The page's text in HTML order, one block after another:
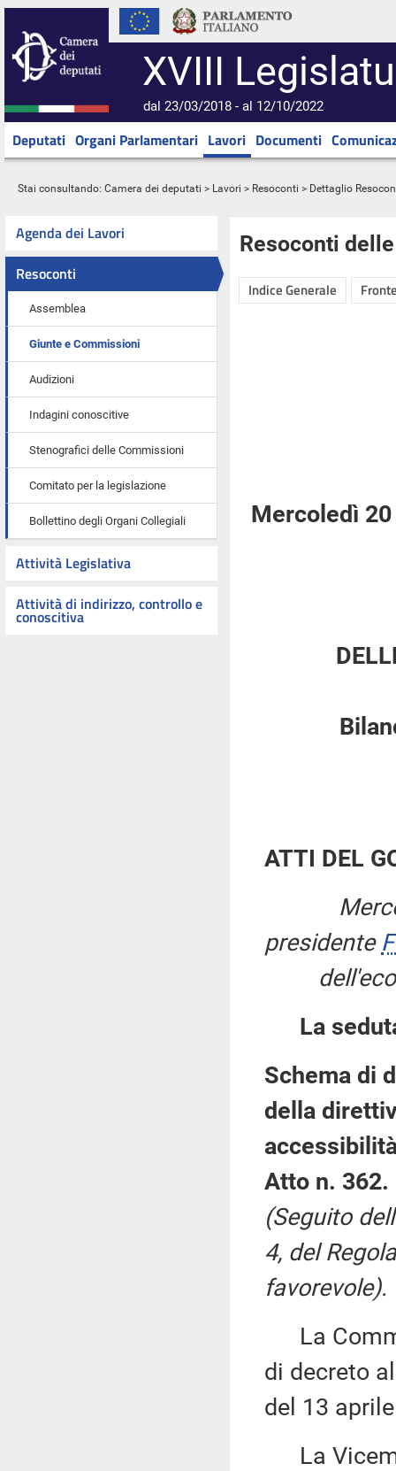
XVIII
dal 23/03/2018 - al 12/10/2022
Deputati Organi Parlamentari Lavori Documenti
Stai consultando: Camera dei deputati > Lavori > Resoconti > Dettaglio
Agenda dei Lavori
Resoconti
Assemblea
Giunte e Commissioni
Audizioni
Indagini conoscitive
Stenografici delle Commissioni
Comitato per la legislazione
Bollettino degli Organi Collegiali
Attività Legislativa
Attività di indirizzo, controllo e
conoscitiva
Resoconti
Indice Generale
Mercoledì
ATTI DEL
presidente
La
Schema di
della
Atto n. 362.
(Seguito
4, del
favorevole).
La
di decreto
del 13
La